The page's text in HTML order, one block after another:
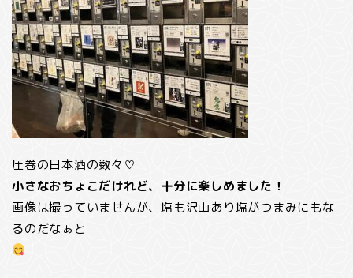
圧巻の日本酒の数々♡
小さなおちょこだけれど、十分に楽しめました！
画像は撮っていませんが、塩も沢山あり塩がつまみにもな
るのだなぁと